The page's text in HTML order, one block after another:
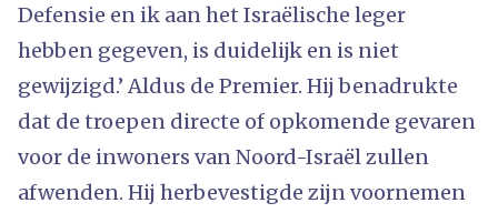
Defensie en ik aan het Israëlische leger
hebben gegeven, is duidelijk en is niet
gewijzigd.’ Aldus de Premier. Hij benadrukte
dat de troepen directe of opkomende gevaren
voor de inwoners van Noord-Israël zullen
afwenden. Hij herbevestigde zijn voornemen